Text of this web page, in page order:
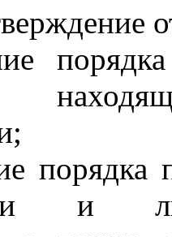
и